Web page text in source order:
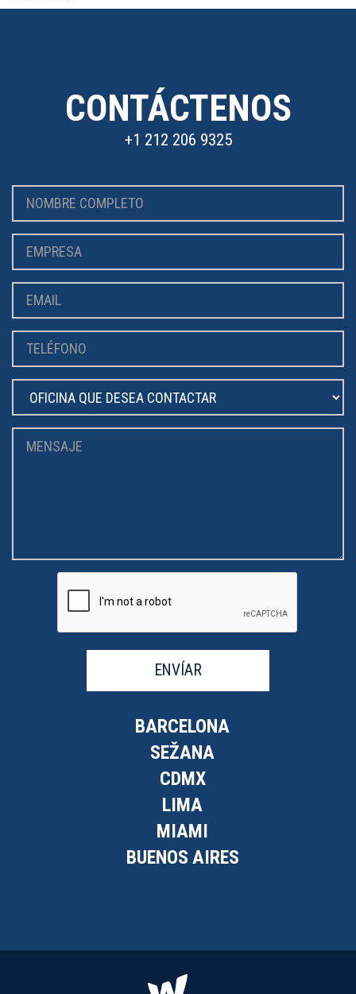
CONTÁCTENOS
+1 212 206 9325
ENVÍAR
BARCELONA
SEŽANA
CDMX
LIMA
MIAMI
BUENOS AIRES